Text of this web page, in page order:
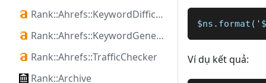
Rank::Ahrefs::KeywordDifficulty
Rank::Ahrefs::KeywordGenerator
Rank::Ahrefs::TrafficChecker
Rank::Archive
Ví dụ kết quả: